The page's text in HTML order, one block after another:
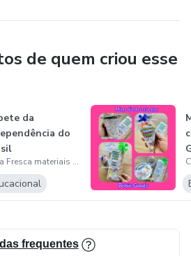
de quem criou esse
da
do
Cuca Fresca materiais pedagógicos
frequentes